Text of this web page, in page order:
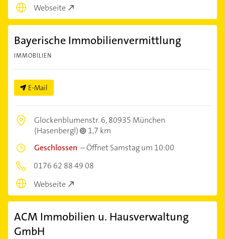
Webseite
Bayerische Immobilienvermittlung
IMMOBILIEN
E-Mail
Glockenblumenstr. 6,80935 München
(Hasenbergl)
1,7 km
Geschlossen –Öffnet Samstag um 10:00
0176 62 88 49 08
Webseite
ACM Immobilien u. Hausverwaltung
GmbH